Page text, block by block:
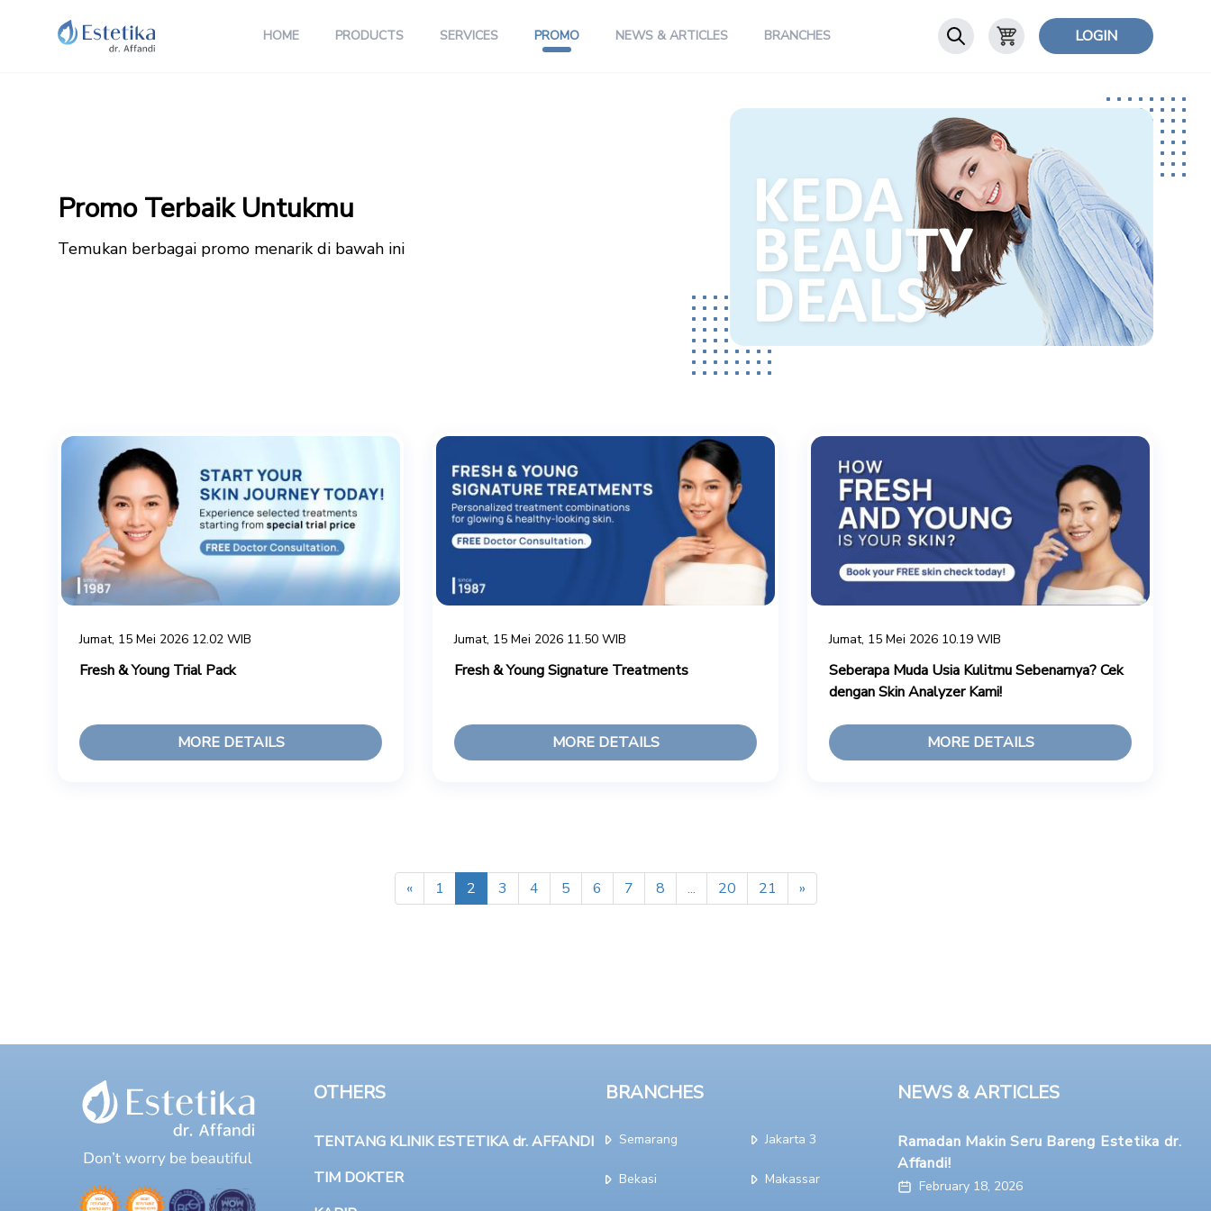
HOME PRODUCTS SERVICES PROMO NEWS & ARTICLES BRANCHES LOGIN
Promo Terbaik Untukmu
Temukan berbagai promo menarik di bawah ini
Jumat, 15 Mei 2026 12.02 WIB
Fresh & Young Trial Pack
MORE DETAILS
Jumat, 15 Mei 2026 11.50 WIB
Fresh & Young Signature Treatments
MORE DETAILS
Jumat, 15 Mei 2026 10.19 WIB
Seberapa Muda Usia Kulitmu Sebenarnya? Cek
dengan Skin Analyzer Kami!
MORE DETAILS
« 1 2 3 4 5 6 7 8 ... 20 21 »
OTHERS
TENTANG KLINIK ESTETIKA dr. AFFANDI
TIM DOKTER
BRANCHES
Semarang
Bekasi
Jakarta 3
Makassar
NEWS & ARTICLES
Ramadan Makin Seru Bareng Estetika dr.
Affandi!
February 18, 2026